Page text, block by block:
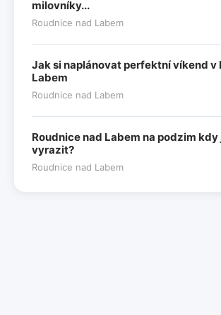
milovníky...
Roudnice nad Labem
Jak si naplánovat perfektní víkend v
Labem
Roudnice nad Labem
Roudnice nad Labem na podzim kdy
vyrazit?
Roudnice nad Labem